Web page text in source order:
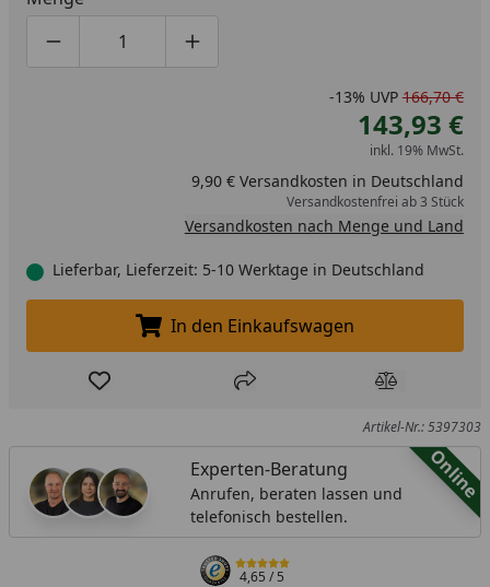
Produktmenge um eins verringern
Produktmenge manuell eingeben
Produktmenge um eins erhöhen
-13% UVP 166,70 €
143,93 €
inkl. 19% MwSt.
9,90 € Versandkosten in Deutschland
Versandkostenfrei ab 3 Stück
Versandkosten nach Menge und Land
Lieferbar, Lieferzeit: 5-10 Werktage in Deutschland
In den Einkaufswagen legen
In den Einkaufswagen
Produkt zur Wunschliste hinzufügen
Teilen Produkt
Artikel-Nr.: 5397303
Online
Experten-Beratung
Anrufen, beraten lassen und
telefonisch bestellen.
4,65/ 5